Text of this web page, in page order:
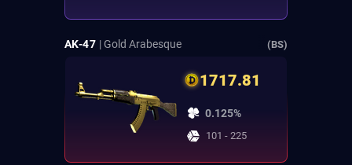
AK-47 | Gold Arabesque (BS)
1717.81
0.125%
101 - 225